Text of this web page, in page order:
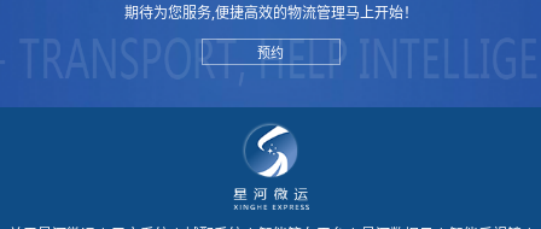
期待为您服务,便捷高效的物流管理马上开始！
预约